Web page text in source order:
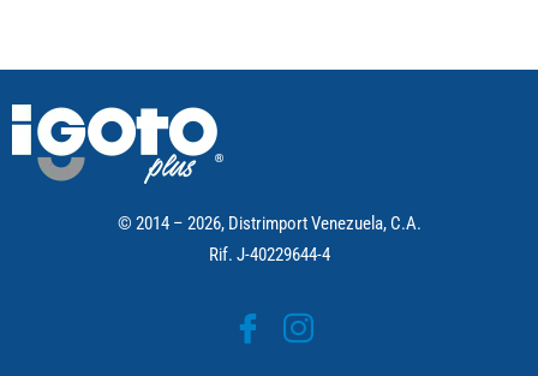
© 2014 – 2026, Distrimport Venezuela, C.A.
Rif. J-40229644-4